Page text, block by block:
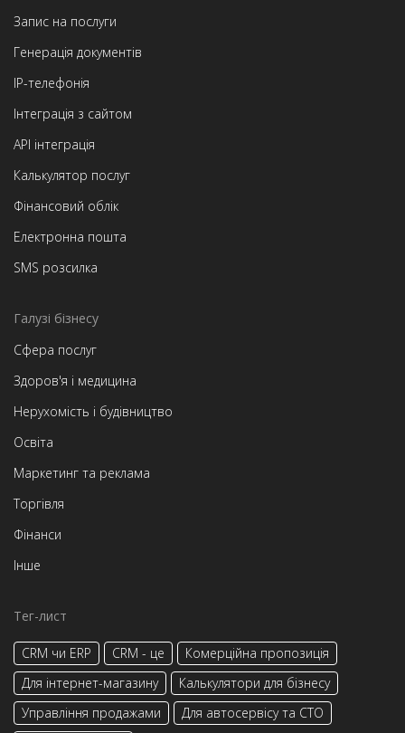
Запис на послуги
Генерація документів
IP-телефонія
Інтеграція з сайтом
API інтеграція
Калькулятор послуг
Фінансовий облік
Електронна пошта
SMS розсилка
Галузі бізнесу
Сфера послуг
Здоров'я і медицина
Нерухомість і будівництво
Освіта
Маркетинг та реклама
Торгівля
Фінанси
Інше
Тег-лист
CRM чи ERP CRM - це
Комерційна пропозиція
Для інтернет-магазину
Калькулятори для бізнесу
Управління продажами
Для автосервісу та СТО